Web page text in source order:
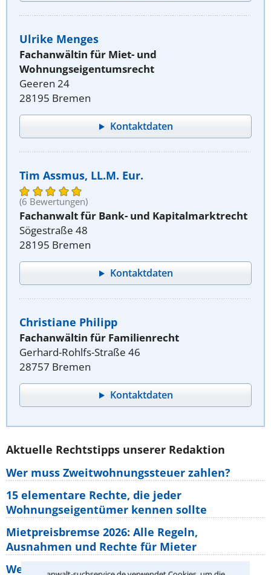
Ulrike Menges
Fachanwältin für Miet- und
Wohnungseigentumsrecht
Geeren 24
28195 Bremen
Kontaktdaten
Tim Assmus, LL.M. Eur.
(6 Bewertungen)
Fachanwalt für Bank- und Kapitalmarktrecht
Sögestraße 48
28195 Bremen
Kontaktdaten
Christiane Philipp
Fachanwältin für Familienrecht
Gerhard-Rohlfs-Straße 46
28757 Bremen
Kontaktdaten
Aktuelle Rechtstipps unserer Redaktion
Wer muss Zweitwohnungssteuer zahlen?
15 elementare Rechte, die jeder
Wohnungseigentümer kennen sollte
Mietpreisbremse 2026: Alle Regeln,
Ausnahmen und Rechte für Mieter
Welche Regeln für Teilnahme, Urlaub,